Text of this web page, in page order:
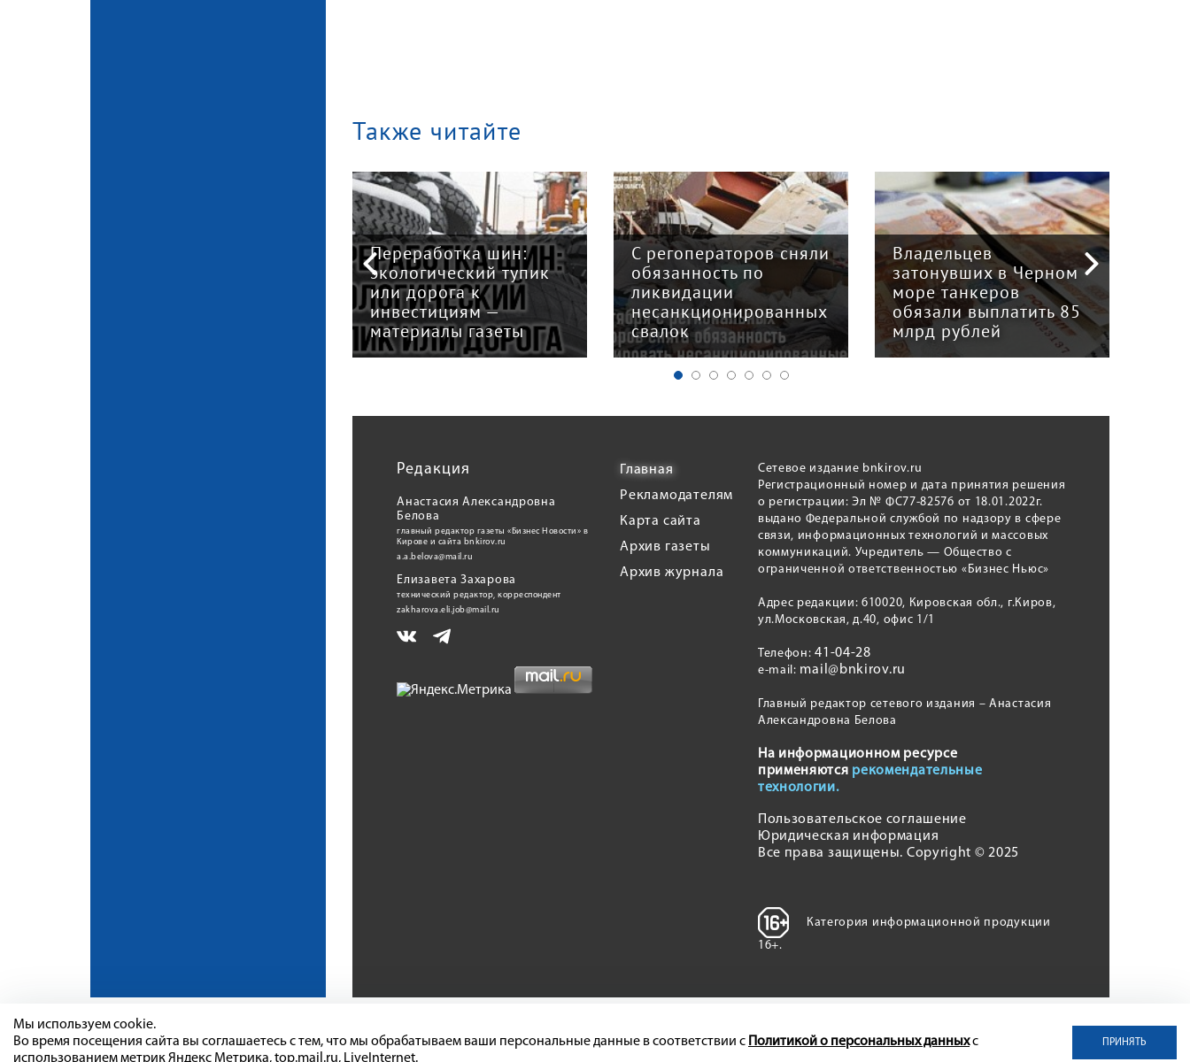
Также читайте
Переработка шин:
экологический тупик
или дорога к
инвестициям —
материалы газеты
С регоператоров сняли
обязанность по
ликвидации
несанкционированных
свалок
Владельцев
затонувших в Черном
море танкеров
обязали выплатить 85
млрд рублей
Редакция
Анастасия Александровна
Белова
главный редактор газеты «Бизнес Новости» в
Кирове и сайта bnkirov.ru
a.a.belova@mail.ru
Елизавета Захарова
технический редактор, корреспондент
zakharova.eli.job@mail.ru
Главная
Рекламодателям
Карта сайта
Архив газеты
Архив журнала
Сетевое издание bnkirov.ru
Регистрационный номер и дата принятия решения
о регистрации: Эл № ФС77-82576 от 18.01.2022г.
выдано Федеральной службой по надзору в сфере
связи, информационных технологий и массовых
коммуникаций. Учредитель — Общество с
ограниченной ответственностью «Бизнес Ньюс»
Адрес редакции: 610020, Кировская обл., г.Киров,
ул.Московская, д.40, офис 1/1
Телефон:41-04-28
e-mail: mail@bnkirov.ru
Главный редактор сетевого издания – Анастасия
Александровна Белова
На информационном ресурсе
применяются рекомендательные
технологии.
Пользовательское соглашение
Юридическая информация
Все права защищены. Copyright © 2025
Категория информационной продукции
16+.
Мы используем cookie.
Во время посещения сайта вы соглашаетесь с тем, что мы обрабатываем ваши персональные данные в соответствии с Политикой о персональных данныхс
использованием метрик Яндекс Метрика, top.mail.ru, LiveInternet.
ПРИНЯТЬ